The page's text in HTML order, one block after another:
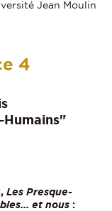
Jean Moulin
4
Humains"
Les Presque-
et nous :